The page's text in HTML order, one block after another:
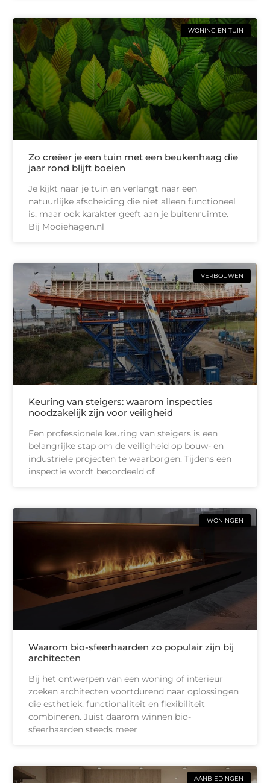
WONING EN TUIN
Zo creëer je een tuin met een beukenhaag die
jaar rond blijft boeien
Je kijkt naar je tuin en verlangt naar een
natuurlijke afscheiding die niet alleen functioneel
is, maar ook karakter geeft aan je buitenruimte.
Bij Mooiehagen.nl
VERBOUWEN
Keuring van steigers: waarom inspecties
noodzakelijk zijn voor veiligheid
Een professionele keuring van steigers is een
belangrijke stap om de veiligheid op bouw- en
industriële projecten te waarborgen. Tijdens een
inspectie wordt beoordeeld of
WONINGEN
Waarom bio-sfeerhaarden zo populair zijn bij
architecten
Bij het ontwerpen van een woning of interieur
zoeken architecten voortdurend naar oplossingen
die esthetiek, functionaliteit en flexibiliteit
combineren. Juist daarom winnen bio-
sfeerhaarden steeds meer
AANBIEDINGEN